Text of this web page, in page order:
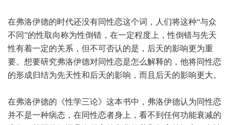
在弗洛伊德的时代还没有同性恋这个词，人们将这种“与众
不同”的性取向称为性倒错，在一定程度上，性倒错与先天
性有着一定的关系，但不可否认的是，后天的影响更为重
要。想要研究弗洛伊德对同性恋是怎么解释的，他将同性恋
的形成归结为先天性和后天的影响，而且后天的影响更大。
在弗洛伊德的《性学三论》这本书中，弗洛伊德认为同性恋
并不是一种病态，在同性恋者身上，看不到任何功能衰减的